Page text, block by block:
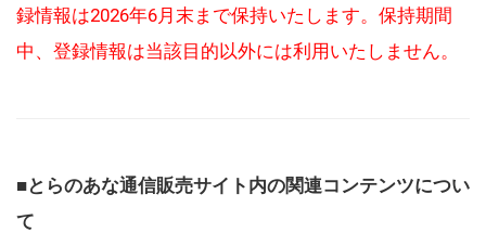
録情報は2026年6月末まで保持いたします。保持期間
中、登録情報は当該目的以外には利用いたしません。
■とらのあな通信販売サイト内の関連コンテンツについ
て